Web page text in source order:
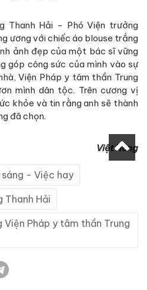
Thanh Hải - Phó Viện trưởng
ương với chiếc áo blouse trắng
ảnh đẹp của một bác sĩ vững
góp công sức của mình vào sự
Viện Pháp y tâm thần Trung
mình dân tộc. Trên cương vị
khỏe và tin rằng anh sẽ thành
đã chọn.
Việt Hùng
sáng - Việc hay
Thanh Hải
Viện Pháp y tâm thần Trung